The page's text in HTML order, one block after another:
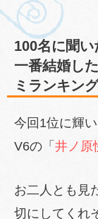
100名に聞
一番結婚し
ミランキン
今回1位に輝
V6の「 井ノ原
お二人とも見
切にしてくれ